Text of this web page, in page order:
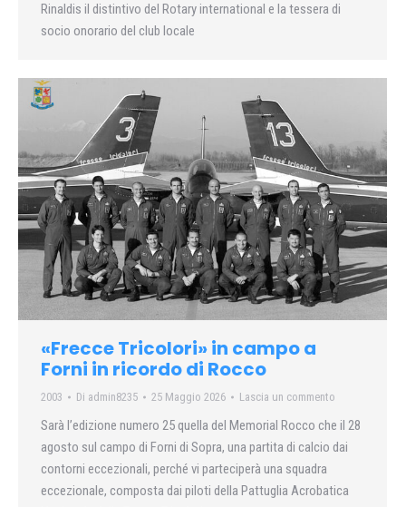
Rinaldis il distintivo del Rotary international e la tessera di
socio onorario del club locale
«Frecce Tricolori» in campo a
Forni in ricordo di Rocco
2003 Di admin8235 25 Maggio 2026 Lascia un commento
Sarà l’edizione numero 25 quella del Memorial Rocco che il 28
agosto sul campo di Forni di Sopra, una partita di calcio dai
contorni eccezionali, perché vi parteciperà una squadra
eccezionale, composta dai piloti della Pattuglia Acrobatica